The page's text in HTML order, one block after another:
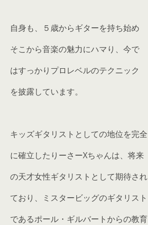
自身も、５歳からギターを持ち始め
そこから音楽の魅力にハマり、今で
はすっかりプロレベルのテクニック
を披露しています。
キッズギタリストとしての地位を完全
に確立したりーさーXちゃんは、将来
の天才女性ギタリストとして期待され
ており、ミスタービッグのギタリスト
であるポール・ギルバートからの教育